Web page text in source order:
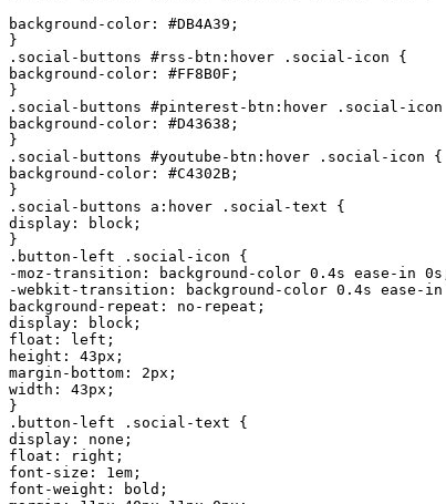
background-color: #DB4A39;
}
.social-buttons #rss-btn:hover .social-icon {
background-color: #FF8B0F;
}
.social-buttons #pinterest-btn:hover .social-
background-color: #D43638;
}
.social-buttons #youtube-btn:hover .social-icon {
background-color: #C4302B;
}
.social-buttons a:hover .social-text {
display: block;
}
.button-left .social-icon {
-moz-transition: background-color 0.4s ease-in
-webkit-transition: background-color 0.4s ease-in
background-repeat: no-repeat;
display: block;
float: left;
height: 43px;
margin-bottom: 2px;
width: 43px;
}
.button-left .social-text {
display: none;
float: right;
font-size: 1em;
font-weight: bold;